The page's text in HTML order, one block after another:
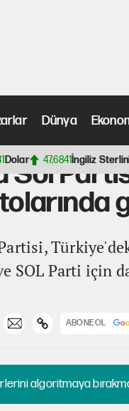
Dünya
Dolar 47,6841 İngiliz
> Avrupa Sol Partisi'nden
Sol
SOL Parti için
ABONE OL
algoritmaya